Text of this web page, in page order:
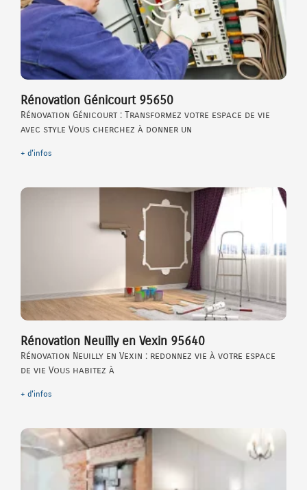
Rénovation Génicourt 95650
Rénovation Génicourt : Transformez votre espace de vie
avec style Vous cherchez à donner un
+ d'infos
Rénovation Neuilly en Vexin 95640
Rénovation Neuilly en Vexin : redonnez vie à votre espace
de vie Vous habitez à
+ d'infos